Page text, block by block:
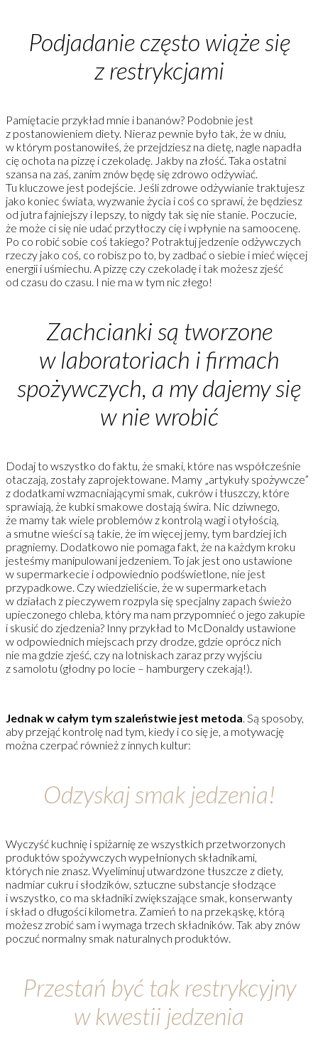
Podjadanie często wiąże się
z restrykcjami
Pamiętacie przykład mnie i bananów? Podobnie jest
z postanowieniem diety. Nieraz pewnie było tak, że w dniu,
w którym postanowiłeś, że przejdziesz na dietę, nagle napadła
cię ochota na pizzę i czekoladę. Jakby na złość. Taka ostatni
szansa na zaś, zanim znów będę się zdrowo odżywiać.
Tu kluczowe jest podejście. Jeśli zdrowe odżywianie traktujesz
jako koniec świata, wyzwanie życia i coś co sprawi, że będziesz
od jutra fajniejszy i lepszy, to nigdy tak się nie stanie. Poczucie,
że może ci się nie udać przytłoczy cię i wpłynie na samoocenę.
Po co robić sobie coś takiego? Potraktuj jedzenie odżywczych
rzeczy jako coś, co robisz po to, by zadbać o siebie i mieć więcej
energii i uśmiechu. A pizzę czy czekoladę i tak możesz zjeść
od czasu do czasu. I nie ma w tym nic złego!
Zachcianki są tworzone
w laboratoriach i firmach
spożywczych, a my dajemy się
w nie wrobić
Dodaj to wszystko do faktu, że smaki, które nas współcześnie
otaczają, zostały zaprojektowane. Mamy „artykuły spożywcze”
z dodatkami wzmacniającymi smak, cukrów i tłuszczy, które
sprawiają, że kubki smakowe dostają świra. Nic dziwnego,
że mamy tak wiele problemów z kontrolą wagi i otyłością,
a smutne wieści są takie, że im więcej jemy, tym bardziej ich
pragniemy. Dodatkowo nie pomaga fakt, że na każdym kroku
jesteśmy manipulowani jedzeniem. To jak jest ono ustawione
w supermarkecie i odpowiednio podświetlone, nie jest
przypadkowe. Czy wiedzieliście, że w supermarketach
w działach z pieczywem rozpyla się specjalny zapach świeżo
upieczonego chleba, który ma nam przypomnieć o jego zakupie
i skusić do zjedzenia? Inny przykład to McDonaldy ustawione
w odpowiednich miejscach przy drodze, gdzie oprócz nich
nie ma gdzie zjeść, czy na lotniskach zaraz przy wyjściu
z samolotu (głodny po locie – hamburgery czekają!).
Jednak w całym tym szaleństwie jest metoda . Są sposoby,
aby przejąć kontrolę nad tym, kiedy i co się je, a motywację
można czerpać również z innych kultur:
Odzyskaj smak jedzenia!
Wyczyść kuchnię i spiżarnię ze wszystkich przetworzonych
produktów spożywczych wypełnionych składnikami,
których nie znasz. Wyeliminuj utwardzone tłuszcze z diety,
nadmiar cukru i słodzików, sztuczne substancje słodzące
i wszystko, co ma składniki zwiększające smak, konserwanty
i skład o długości kilometra. Zamień to na przekąskę, którą
możesz zrobić sam i wymaga trzech składników. Tak aby znów
poczuć normalny smak naturalnych produktów.
Przestań być tak restrykcyjny
w kwestii jedzenia